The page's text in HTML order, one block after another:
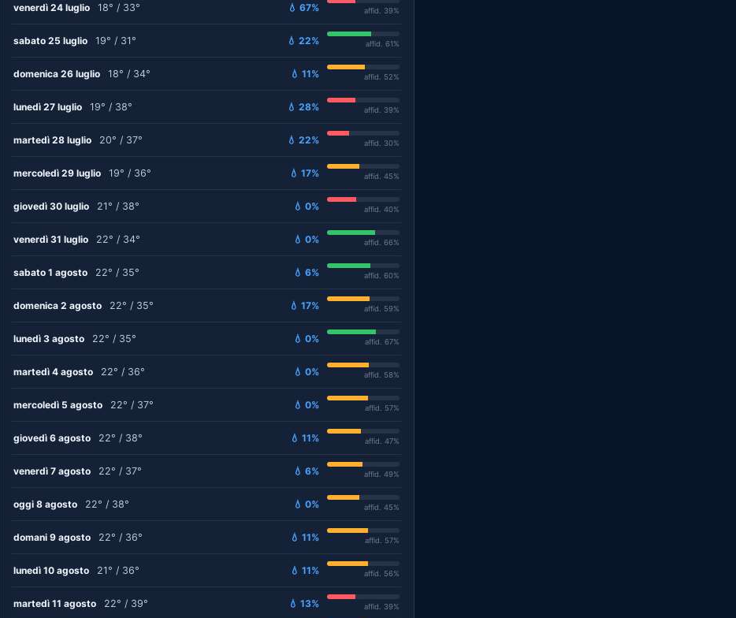
venerdì 24 luglio 18° / 33° 💧 67% affid. 39%
sabato 25 luglio 19° / 31° 💧 22% affid. 61%
domenica 26 luglio 18° / 34° 💧 11% affid. 52%
lunedì 27 luglio 19° / 38° 💧 28% affid. 39%
martedì 28 luglio 20° / 37° 💧 22% affid. 30%
mercoledì 29 luglio 19° / 36° 💧 17% affid. 45%
giovedì 30 luglio 21° / 38° 💧 0% affid. 40%
venerdì 31 luglio 22° / 34° 💧 0% affid. 66%
sabato 1 agosto 22° / 35° 💧 6% affid. 60%
domenica 2 agosto 22° / 35° 💧 17% affid. 59%
lunedì 3 agosto 22° / 35° 💧 0% affid. 67%
martedì 4 agosto 22° / 36° 💧 0% affid. 58%
mercoledì 5 agosto 22° / 37° 💧 0% affid. 57%
giovedì 6 agosto 22° / 38° 💧 11% affid. 47%
venerdì 7 agosto 22° / 37° 💧 6% affid. 49%
oggi 8 agosto 22° / 38° 💧 0% affid. 45%
domani 9 agosto 22° / 36° 💧 11% affid. 57%
lunedì 10 agosto 21° / 36° 💧 11% affid. 56%
martedì 11 agosto 22° / 39° 💧 13% affid. 39%